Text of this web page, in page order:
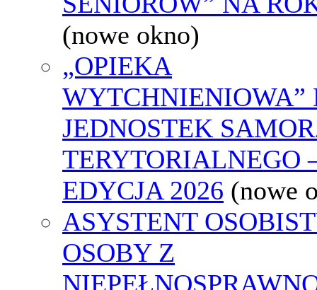
(nowe okno)
„OPIEKA
WYTCHNIENIOWA”
JEDNOSTEK
TERYTORIALNEGO
EDYCJA 2026 (nowe
ASYSTENT
OSOBY Z